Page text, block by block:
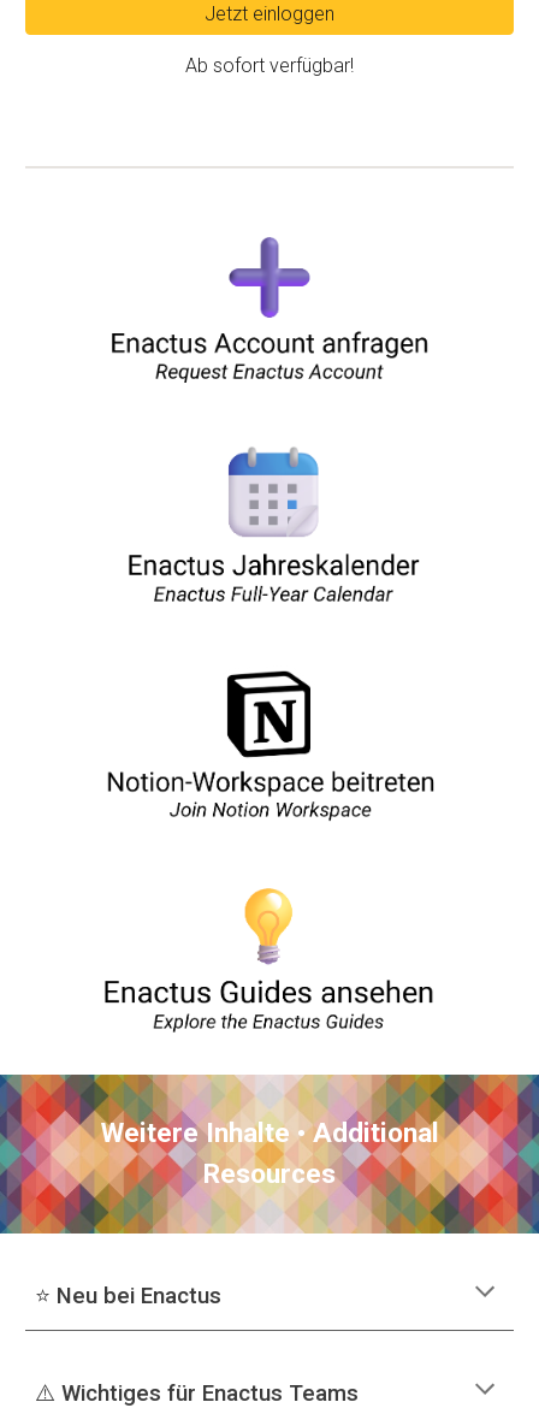
Jetzt einloggen
Ab sofort verfügbar!
Weitere Inhalte • Additional
Resources
⭐ Neu bei Enactus
⚠️ Wichtiges für Enactus Teams